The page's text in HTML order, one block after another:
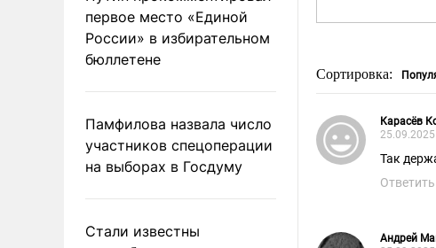
первое место «Единой
России» в избирательном
бюллетене
Памфилова назвала число
участников спецоперации
на выборах в Госдуму
Стали известны
Сортировка:
Карасёв
25.09.2025
Так
Ответить
Андрей